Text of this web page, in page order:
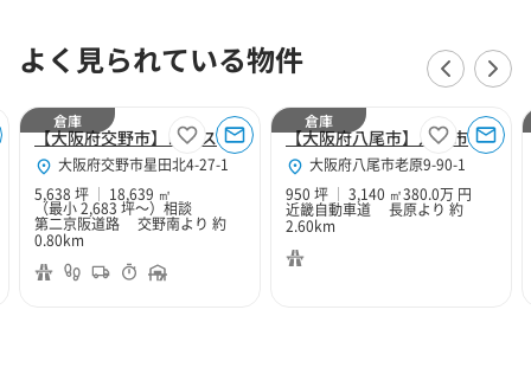
よく見られている物件
【大阪府交野市】ロジスクエア大阪交野
大阪府交野市星田北4-27-1
5,638 坪
18,639 ㎡
（最小 2,683 坪～） 相談
第二京阪道路 交野南より 約
0.80km
倉庫
【大阪府八尾市】八尾市老原9丁目950坪倉庫
大阪府八尾市老原9-90-1
950 坪
3,140 ㎡380.0万 円
近畿自動車道 長原より 約
2.60km
倉庫